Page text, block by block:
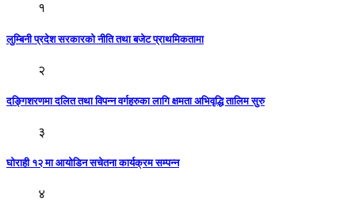
१
लुम्बिनी प्रदेश सरकारकाे नीति तथा बजेट प्राथमिकतामा
२
दङ्गिशरणमा दलित तथा विपन्न वर्गहरुका लागि क्षमता अभिवृद्धि तालिम सुरु
३
घोराही १२ मा आयोडिन सचेतना कार्यक्रम सम्पन्न
४